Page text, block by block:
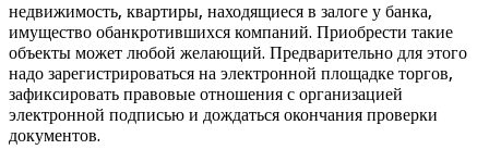
недвижимость, квартиры, находящиеся в залоге у банка,
имущество обанкротившихся компаний. Приобрести такие
объекты может любой желающий. Предварительно для этого
надо зарегистрироваться на электронной площадке торгов,
зафиксировать правовые отношения с организацией
электронной подписью и дождаться окончания проверки
документов.